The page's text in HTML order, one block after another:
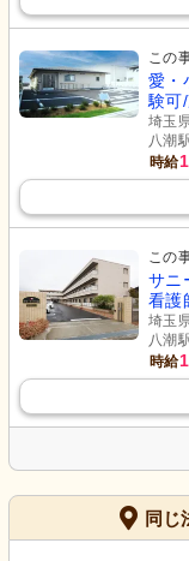
この
愛・
験可
埼玉
八潮
時給
この
サニ
看護
埼玉
八潮
時給
同じ